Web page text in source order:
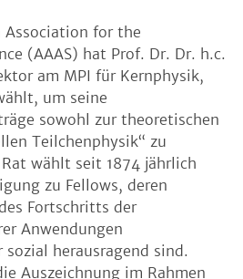
Association for the
(AAAS) hat Prof. Dr. Dr. h.c.
am MPI für Kernphysik,
um seine
sowohl zur theoretischen
Teilchenphysik“ zu
wählt seit 1874 jährlich
zu Fellows, deren
Fortschritts der
Anwendungen
herausragend sind.
Auszeichnung im Rahmen